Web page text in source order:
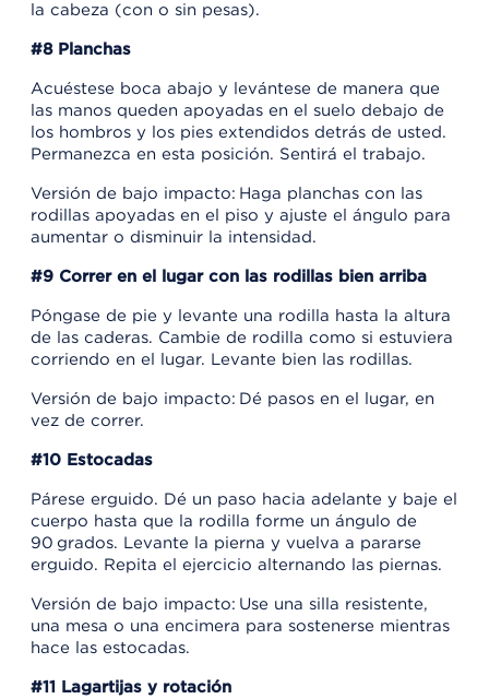
la cabeza (con o sin pesas).
#8 Planchas
Acuéstese boca abajo y levántese de manera que
las manos queden apoyadas en el suelo debajo de
los hombros y los pies extendidos detrás de usted.
Permanezca en esta posición. Sentirá el trabajo.
Versión de bajo impacto: Haga planchas con las
rodillas apoyadas en el piso y ajuste el ángulo para
aumentar o disminuir la intensidad.
#9 Correr en el lugar con las rodillas bien arriba
Póngase de pie y levante una rodilla hasta la altura
de las caderas. Cambie de rodilla como si estuviera
corriendo en el lugar. Levante bien las rodillas.
Versión de bajo impacto: Dé pasos en el lugar, en
vez de correr.
#10 Estocadas
Párese erguido. Dé un paso hacia adelante y baje el
cuerpo hasta que la rodilla forme un ángulo de
90 grados. Levante la pierna y vuelva a pararse
erguido. Repita el ejercicio alternando las piernas.
Versión de bajo impacto: Use una silla resistente,
una mesa o una encimera para sostenerse mientras
hace las estocadas.
#11 Lagartijas y rotación